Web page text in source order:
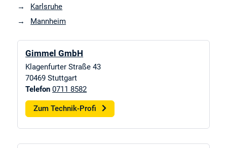
Karlsruhe
Mannheim
Gimmel GmbH
Klagenfurter Straße 43
70469 Stuttgart
Telefon 0711 8582
Zum Technik-Profi